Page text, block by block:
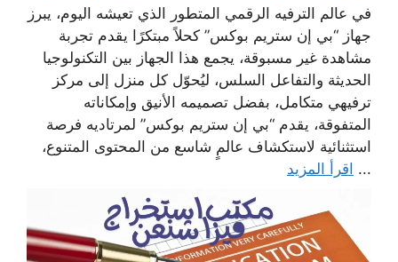
في عالم الترفيه الرقمي المتطور الذي تعيشه اليوم، يبرز
جهاز “بي إن ستريم بوكس” كحلاً مبتكرًا يقدم تجربة
مشاهدة غير مسبوقة، يجمع هذا الجهاز بين التكنولوجيا
الحديثة والتفاعل السلس، ليُحوّل كل منزل إلى مركز
ترفيهي متكامل، بفضل تصميمه الأنيق وإمكاناته
المتفوقة، يقدم “بي إن ستريم بوكس” لمرتاديه فرصة
استثنائية لاستكشاف عالمٍ شاسع من المحتوى المتنوع،
... اقرأ المزيد